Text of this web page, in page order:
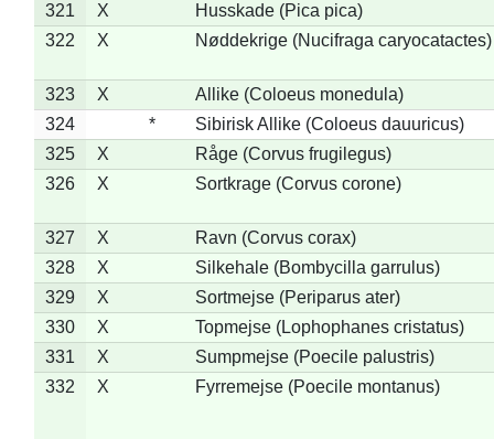
321
X
Husskade (Pica pica)
322
X Nøddekrige (Nucifraga caryocatactes)
323 X
Allike (Coloeus monedula)
324
*
Sibirisk Allike (Coloeus dauuricus)
325
X
Råge (Corvus frugilegus)
326
X Sortkrage (Corvus corone)
327 X
Ravn (Corvus corax)
328
X
Silkehale (Bombycilla garrulus)
329
X
Sortmejse (Periparus ater)
330
X
Topmejse (Lophophanes cristatus)
331
X
Sumpmejse (Poecile palustris)
332
X Fyrremejse (Poecile montanus)